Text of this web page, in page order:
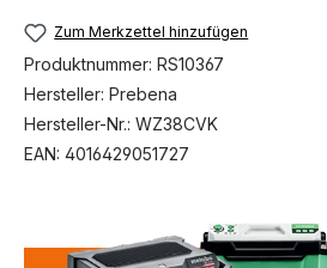
Zum Merkzettel hinzufügen
Produktnummer: RS10367
Hersteller: Prebena
Hersteller-Nr.: WZ38CVK
EAN: 4016429051727